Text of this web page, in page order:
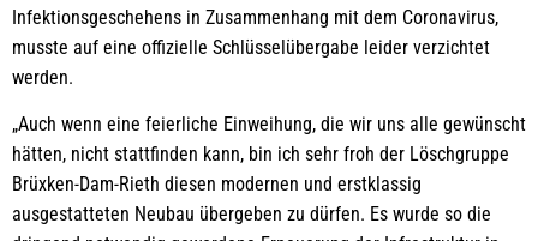
Infektionsgeschehens in Zusammenhang mit dem Coronavirus,
musste auf eine offizielle Schlüsselübergabe leider verzichtet
werden.
„Auch wenn eine feierliche Einweihung, die wir uns alle gewünscht
hätten, nicht stattfinden kann, bin ich sehr froh der Löschgruppe
Brüxken-Dam-Rieth diesen modernen und erstklassig
ausgestatteten Neubau übergeben zu dürfen. Es wurde so die